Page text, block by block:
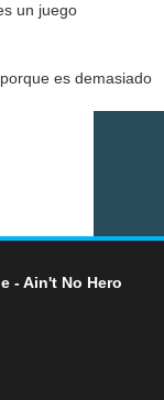
un juego
es demasiado
- Ain't No Hero